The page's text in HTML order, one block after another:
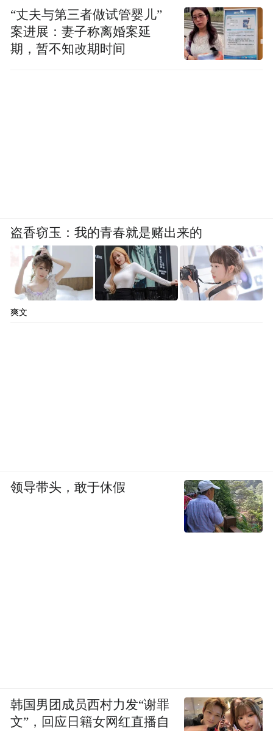
“丈夫与第三者做试管婴儿”
案进展：妻子称离婚案延
期，暂不知改期时间
盗香窃玉：我的青春就是赌出来的
爽文
领导带头，敢于休假
韩国男团成员西村力发“谢罪
文”，回应日籍女网红直播自